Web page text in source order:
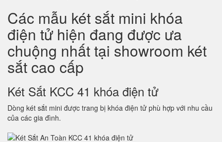
Các mẫu két sắt mini khóa
điện tử hiện đang được ưa
chuộng nhất tại showroom két
sắt cao cấp
Két Sắt KCC 41 khóa điện tử
Dòng két sắt mini được trang bị khóa điện tử phù hợp với nhu cầu
của các gia đình.